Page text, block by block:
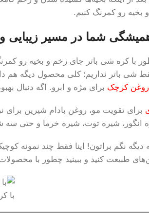
رو کمرنگ کنیم.
شما در مسیر زیبایی
با کره شی باتر جای زخم و بخیه رو
شی باتر نداریم؛ کلی محصول دیگه
روغن کرچک برای مژه و ابرو. اگه دنبال
برای تقویت مو، روغن بادام شیرین
انگور، شیره توت، شیره خرما و حتی
دیگه نگم براتون! اینا فقط چند
طبیعت کنید و ببینید چطور با
با